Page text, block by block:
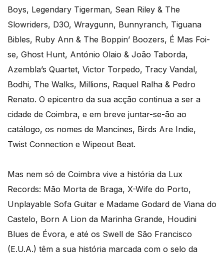
Boys, Legendary Tigerman, Sean Riley & The
Slowriders, D3O, Wraygunn, Bunnyranch, Tiguana
Bibles, Ruby Ann & The Boppin’ Boozers, É Mas Foi-
se, Ghost Hunt, António Olaio & João Taborda,
Azembla’s Quartet, Victor Torpedo, Tracy Vandal,
Bodhi, The Walks, Millions, Raquel Ralha & Pedro
Renato. O epicentro da sua acção continua a ser a
cidade de Coimbra, e em breve juntar-se-ão ao
catálogo, os nomes de Mancines, Birds Are Indie,
Twist Connection e Wipeout Beat.
Mas nem só de Coimbra vive a história da Lux
Records: Mão Morta de Braga, X-Wife do Porto,
Unplayable Sofa Guitar e Madame Godard de Viana do
Castelo, Born A Lion da Marinha Grande, Houdini
Blues de Évora, e até os Swell de São Francisco
(E.U.A.) têm a sua história marcada com o selo da